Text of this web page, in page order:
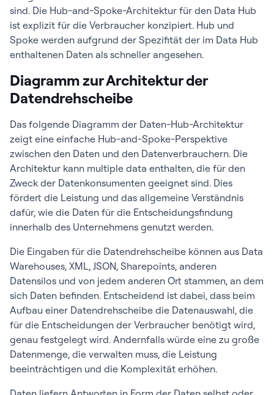
sind. Die Hub-and-Spoke-Architektur für den Data Hub
ist explizit für die Verbraucher konzipiert. Hub und
Spoke werden aufgrund der Spezifität der im Data Hub
enthaltenen Daten als schneller angesehen.
Diagramm zur Architektur der
Datendrehscheibe
Das folgende Diagramm der Daten-Hub-Architektur
zeigt eine einfache Hub-and-Spoke-Perspektive
zwischen den Daten und den Datenverbrauchern. Die
Architektur kann multiple data enthalten, die für den
Zweck der Datenkonsumenten geeignet sind. Dies
fördert die Leistung und das allgemeine Verständnis
dafür, wie die Daten für die Entscheidungsfindung
innerhalb des Unternehmens genutzt werden.
Die Eingaben für die Datendrehscheibe können aus Data
Warehouses, XML, JSON, Sharepoints, anderen
Datensilos und von jedem anderen Ort stammen, an dem
sich Daten befinden. Entscheidend ist dabei, dass beim
Aufbau einer Datendrehscheibe die Datenauswahl, die
für die Entscheidungen der Verbraucher benötigt wird,
genau festgelegt wird. Andernfalls würde eine zu große
Datenmenge, die verwalten muss, die Leistung
beeinträchtigen und die Komplexität erhöhen.